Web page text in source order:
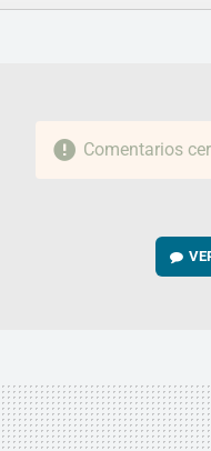
FACEBOOKTWITTERFLIPBOARD
E-
Comentarios